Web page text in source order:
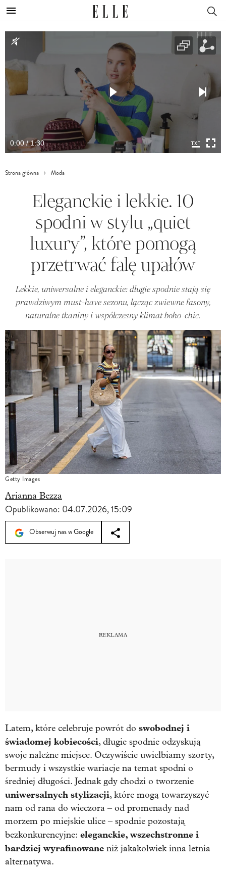
0:00 / 1:30
Strona główna Moda
Eleganckie i lekkie. 10
spodni w stylu „quiet
luxury”, które pomogą
przetrwać falę upałów
Lekkie, uniwersalne i eleganckie: długie spodnie stają się
prawdziwym must-have sezonu, łącząc zwiewne fasony,
naturalne tkaniny i współczesny klimat boho-chic.
Getty Images
Arianna Bezza
Opublikowano: 04.07.2026, 15:09
Obserwuj nas w Google
Latem, które celebruje powrót do swobodnej i
świadomej kobiecości, długie spodnie odzyskują
swoje należne miejsce. Oczywiście uwielbiamy szorty,
bermudy i wszystkie wariacje na temat spodni o
średniej długości. Jednak gdy chodzi o tworzenie
uniwersalnych stylizacji, które mogą towarzyszyć
nam od rana do wieczora – od promenady nad
morzem po miejskie ulice – spodnie pozostają
bezkonkurencyjne: eleganckie, wszechstronne i
bardziej wyrafinowane niż jakakolwiek inna letnia
alternatywa.